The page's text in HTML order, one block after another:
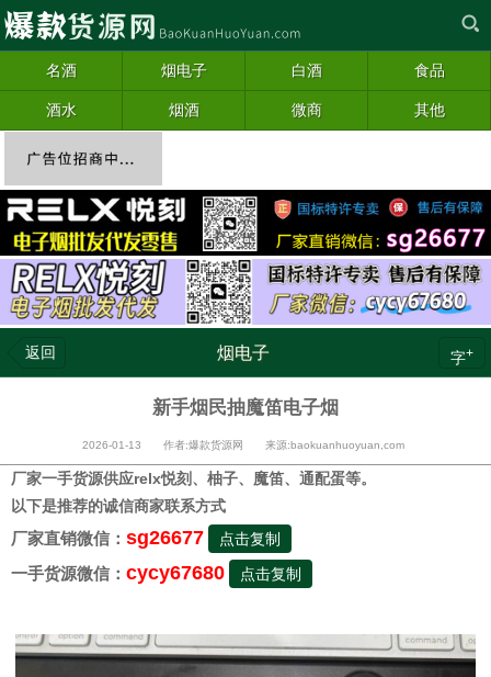
名酒 烟电子 白酒 食品
酒水 烟酒 微商 其他
返回 烟电子 字+
新手烟民抽魔笛电子烟
2026-01-13 作者:爆款货源网 来源:baokuanhuoyuan,com
厂家一手货源供应relx悦刻、柚子、魔笛、通配蛋等。
以下是推荐的诚信商家联系方式
厂家直销微信： sg26677 点击复制
一手货源微信： cycy67680 点击复制